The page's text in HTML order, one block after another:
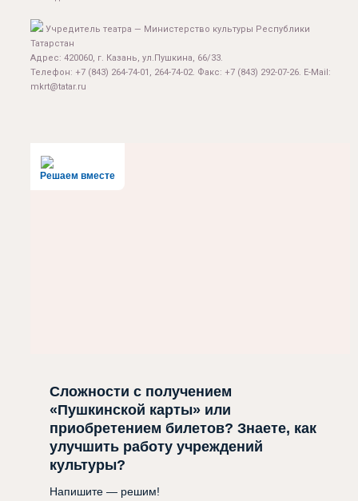
Учредитель театра — Министерство культуры Республики
Татарстан
Адрес: 420060, г. Казань, ул.Пушкина, 66/33.
Телефон: +7 (843) 264-74-01, 264-74-02. Факс: +7 (843) 292-07-26. E-Mail:
mkrt@tatar.ru
Решаем вместе
Сложности с получением
«Пушкинской карты» или
приобретением билетов? Знаете, как
улучшить работу учреждений
культуры?
Напишите — решим!